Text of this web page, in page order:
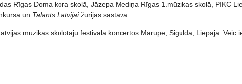
Rīgas Doma kora skolā, Jāzepa Mediņa Rīgas 1.mūzikas skolā, PIKC
un Talants Latvijaižūrijas sastāvā.
mūzikas skolotāju festivāla koncertos Mārupē, Siguldā, Liepājā. Veic
pilnveides kursi Ģitāras spēles pedagogiem